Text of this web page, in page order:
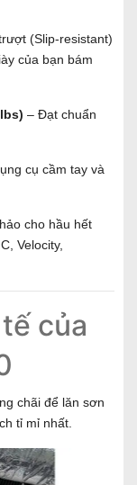
(Slip-resistant)
của bạn bám
– Đạt chuẩn
cụ cầm tay và
cho hầu hết
Velocity,
của
chãi để lăn sơn
tỉ mỉ nhất.